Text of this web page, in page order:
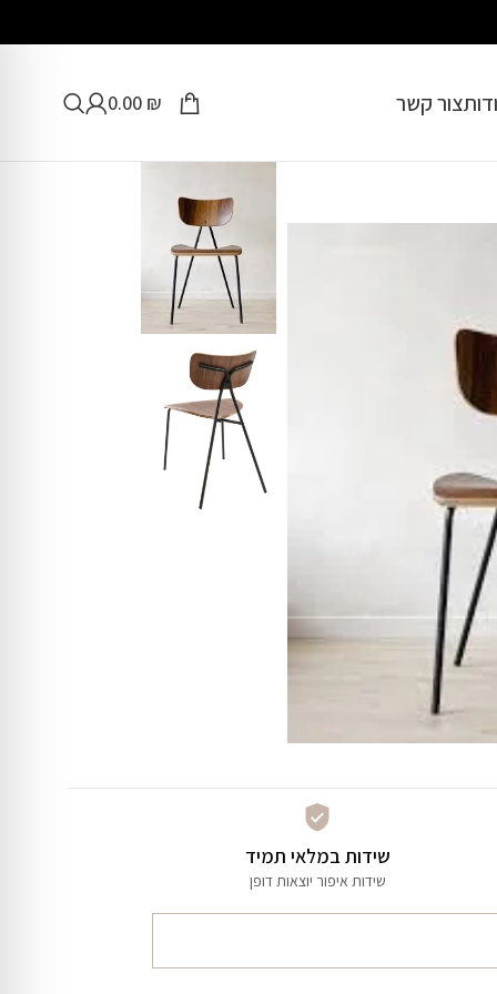
צור קשר 0.00 ₪
שידות במלאי תמיד
שידות איפור יוצאות דופן